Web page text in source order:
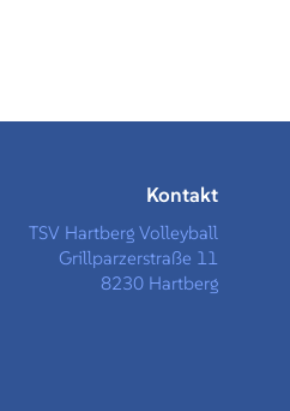
Kontakt
TSV Hartberg Volleyball
Grillparzerstraße 11
8230 Hartberg